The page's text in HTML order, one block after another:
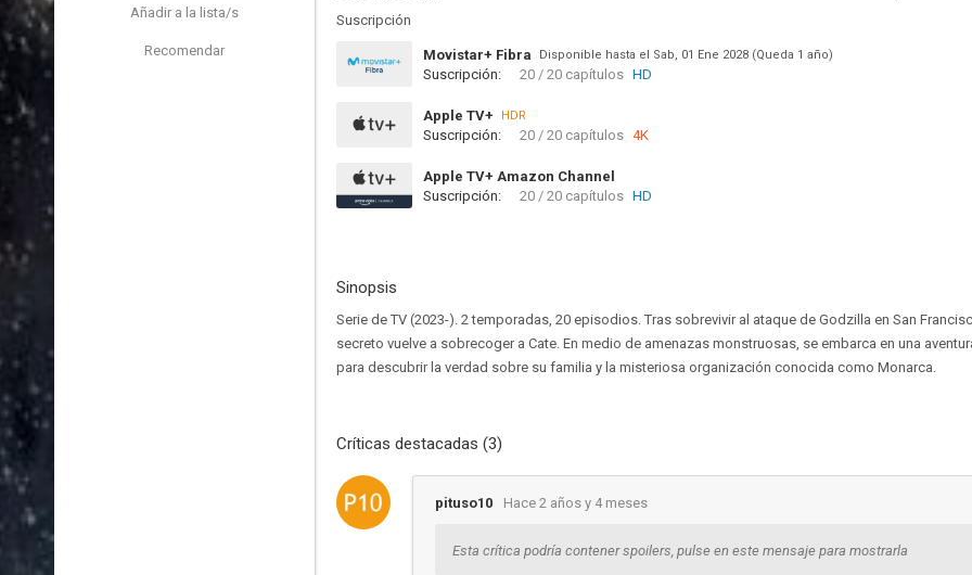
Añadir a la lista/s
Recomendar
Suscripción
Movistar+ Fibra Disponible hasta el Sab, 01 Ene 2028 (Queda 1 año)
Suscripción: 20 / 20 capítulos HD
Apple TV+ HDR
Suscripción: 20 / 20 capítulos 4K
Apple TV+ Amazon Channel
Suscripción:
20 / 20 capítulos HD
Sinopsis
Serie de TV (2023-). 2 temporadas, 20 episodios. Tras sobrevivir al ataque de Godzilla en San
secreto vuelve a sobrecoger a Cate. En medio de amenazas monstruosas, se embarca en una
para descubrir la verdad sobre su familia y la misteriosa organización conocida como Monarca.
Críticas destacadas (3)
pituso10 Hace 2 años y 4 meses
Esta crítica podría contener spoilers, pulse en este mensaje para mostrarla